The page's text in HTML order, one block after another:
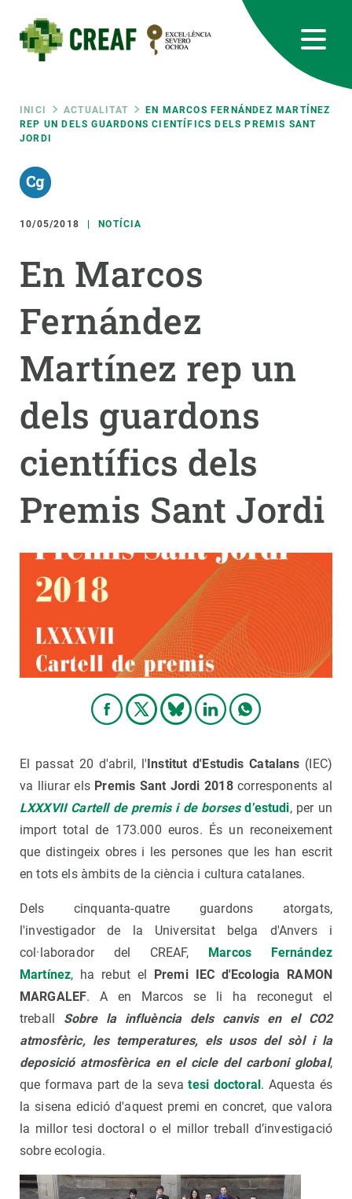
contingut
Fil
d'ariadna
INICI ACTUALITAT
EN MARCOS FERNÁNDEZ MARTÍNEZ
REP UN DELS GUARDONS CIENTÍFICS DELS PREMIS SANT
JORDI
10/05/2018 NOTÍCIA
En Marcos
Fernández
Martínez rep un
dels guardons
científics dels
Premis Sant Jordi
El passat 20 d'abril, l' Institut d'Estudis Catalans (IEC)
va lliurar els Premis Sant Jordi 2018corresponents al
LXXXVII Cartell de premis i de borsesd’estudi, per un
import total de 173.000 euros. És un reconeixement
que distingeix obres i les persones que les han escrit
en tots els àmbits de la ciència i cultura catalanes.
Dels cinquanta-quatre guardons atorgats,
l'investigador de la Universitat belga d'Anvers i
col·laborador del CREAF,
Marcos Fernández
Martínez, ha rebut el
Premi IEC d'Ecologia RAMON
MARGALEF. A en Marcos se li ha reconegut el
treball Sobre la influència dels canvis en el CO2
atmosfèric, les temperatures, els usos del sòl i la
deposició atmosfèrica en el cicle del carboni global,
que formava part de la sevatesi doctoral . Aquesta és
la sisena edició d'aquest premi en concret, que valora
la millor tesi doctoral o el millor treball d’investigació
sobre ecologia.
RRSS
Featured
responsive
Responsive
menu
RECERCA
CIÈNCIA EN ACCIÓ
NOTÍCIES I AGENDA